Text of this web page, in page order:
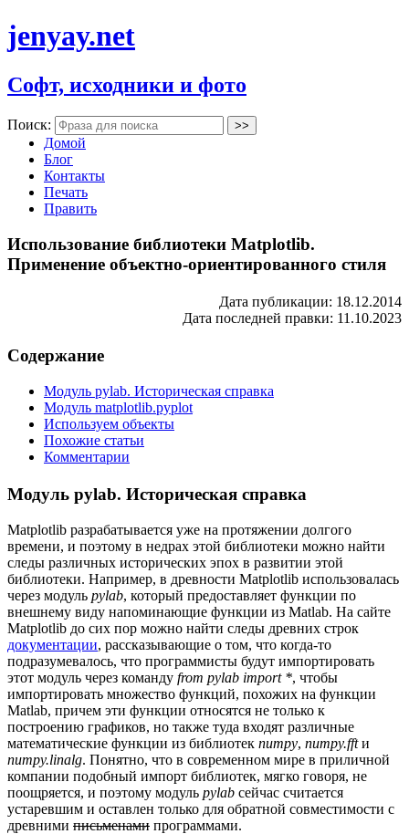
jenyay.net
Софт, исходники и фото
Поиск:
Домой
Блог
Контакты
Печать
Править
Использование библиотеки Matplotlib.
Применение объектно-ориентированного стиля
Дата публикации: 18.12.2014
Дата последней правки: 11.10.2023
Содержание
Модуль pylab. Историческая справка
Модуль matplotlib.pyplot
Используем объекты
Похожие статьи
Комментарии
Модуль pylab. Историческая справка
Matplotlib разрабатывается уже на протяжении долгого
времени, и поэтому в недрах этой библиотеки можно найти
следы различных исторических эпох в развитии этой
библиотеки. Например, в древности Matplotlib использовалась
через модуль pylab, который предоставляет функции по
внешнему виду напоминающие функции из Matlab. На сайте
Matplotlib до сих пор можно найти следы древних строк
документации, рассказывающие о том, что когда-то
подразумевалось, что программисты будут импортировать
этот модуль через команду from pylab import *, чтобы
импортировать множество функций, похожих на функции
Matlab, причем эти функции относятся не только к
построению графиков, но также туда входят различные
математические функции из библиотек numpy, numpy.fftи
numpy.linalg. Понятно, что в современном мире в приличной
компании подобный импорт библиотек, мягко говоря, не
поощряется, и поэтому модуль pylab сейчас считается
устаревшим и оставлен только для обратной совместимости с
древними письменами программами.